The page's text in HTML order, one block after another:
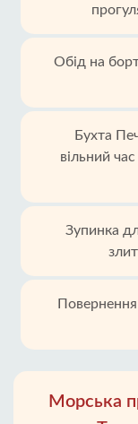
Обід на
Бухта
вільний
Зупинка
Морська